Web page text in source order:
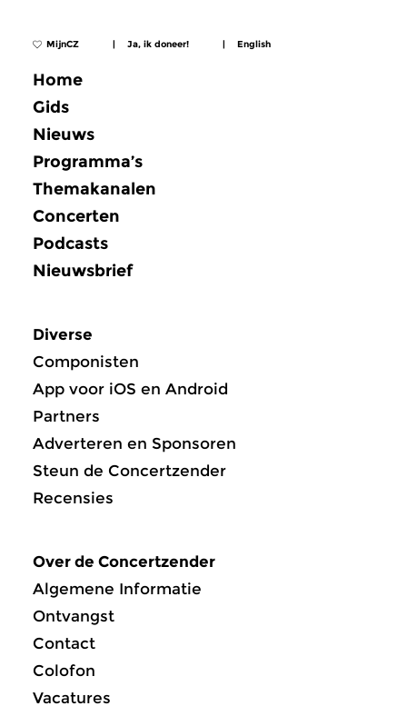
MijnCZ | Ja, ik doneer! | English
Home
Gids
Nieuws
Programma’s
Themakanalen
Concerten
Podcasts
Nieuwsbrief
Diverse
Componisten
App voor iOS en Android
Partners
Adverteren en Sponsoren
Steun de Concertzender
Recensies
Over de Concertzender
Algemene Informatie
Ontvangst
Contact
Colofon
Vacatures